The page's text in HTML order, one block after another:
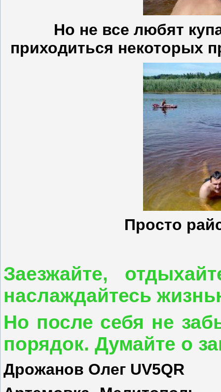
Но не все любят
приходиться некоторых
Просто
Заезжайте,
наслаждайтесь
Но после себя не
порядок. Думайте о
Дрожанов Олег UV5QR